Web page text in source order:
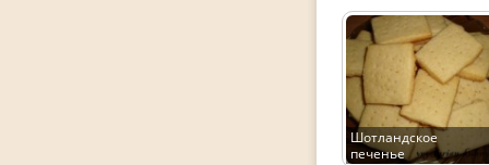
Шотландское
печенье